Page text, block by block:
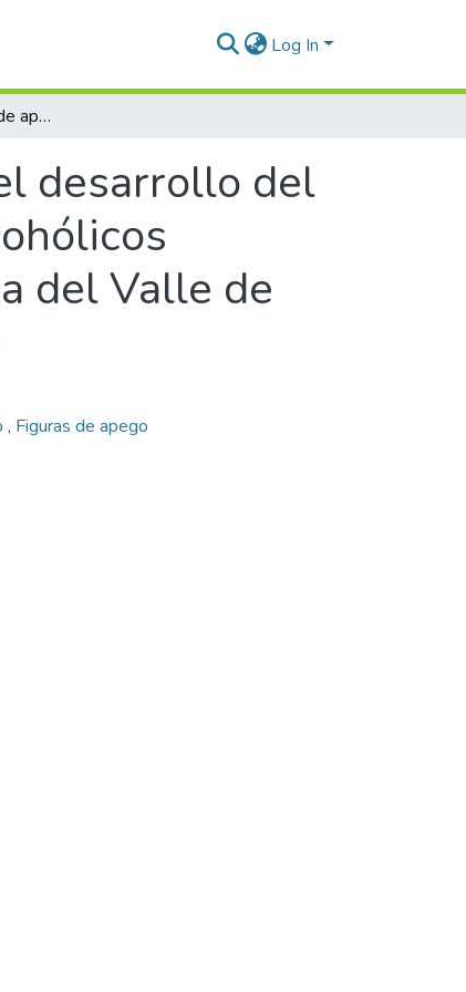
Log In
Relación entre tipos de apego y el desarrollo del alcoholismo en miembros de un grupo de alcohólicos anónimos en un sector del área metropolitana del Valle de Aburrá (Medellín- Antioquia) en el año 2019
desarrollo del
del Valle de
, Figuras de apego